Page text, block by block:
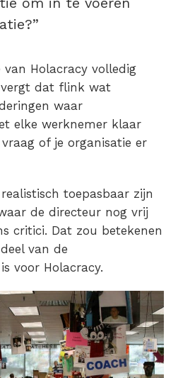
Holacracy volledig
dat flink wat
waar
elke werknemer klaar
of je organisatie er
toepasbaar zijn
de directeur nog vrij
critici. Dat zou betekenen
van de
voor Holacracy.